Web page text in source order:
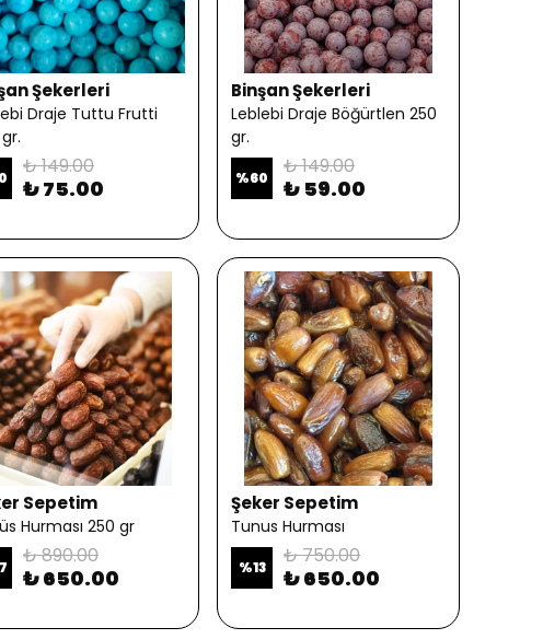
Şekerleri
Draje Tuttu Frutti
₺ 149.00
₺ 75.00
Binşan Şekerleri
Leblebi Draje Böğürtlen 250
gr.
%60 ₺ 149.00
₺ 59.00
Sepetim
Hurması 250 gr
₺ 890.00
₺ 650.00
Şeker Sepetim
Tunus Hurması
%13 ₺ 750.00
₺ 650.00